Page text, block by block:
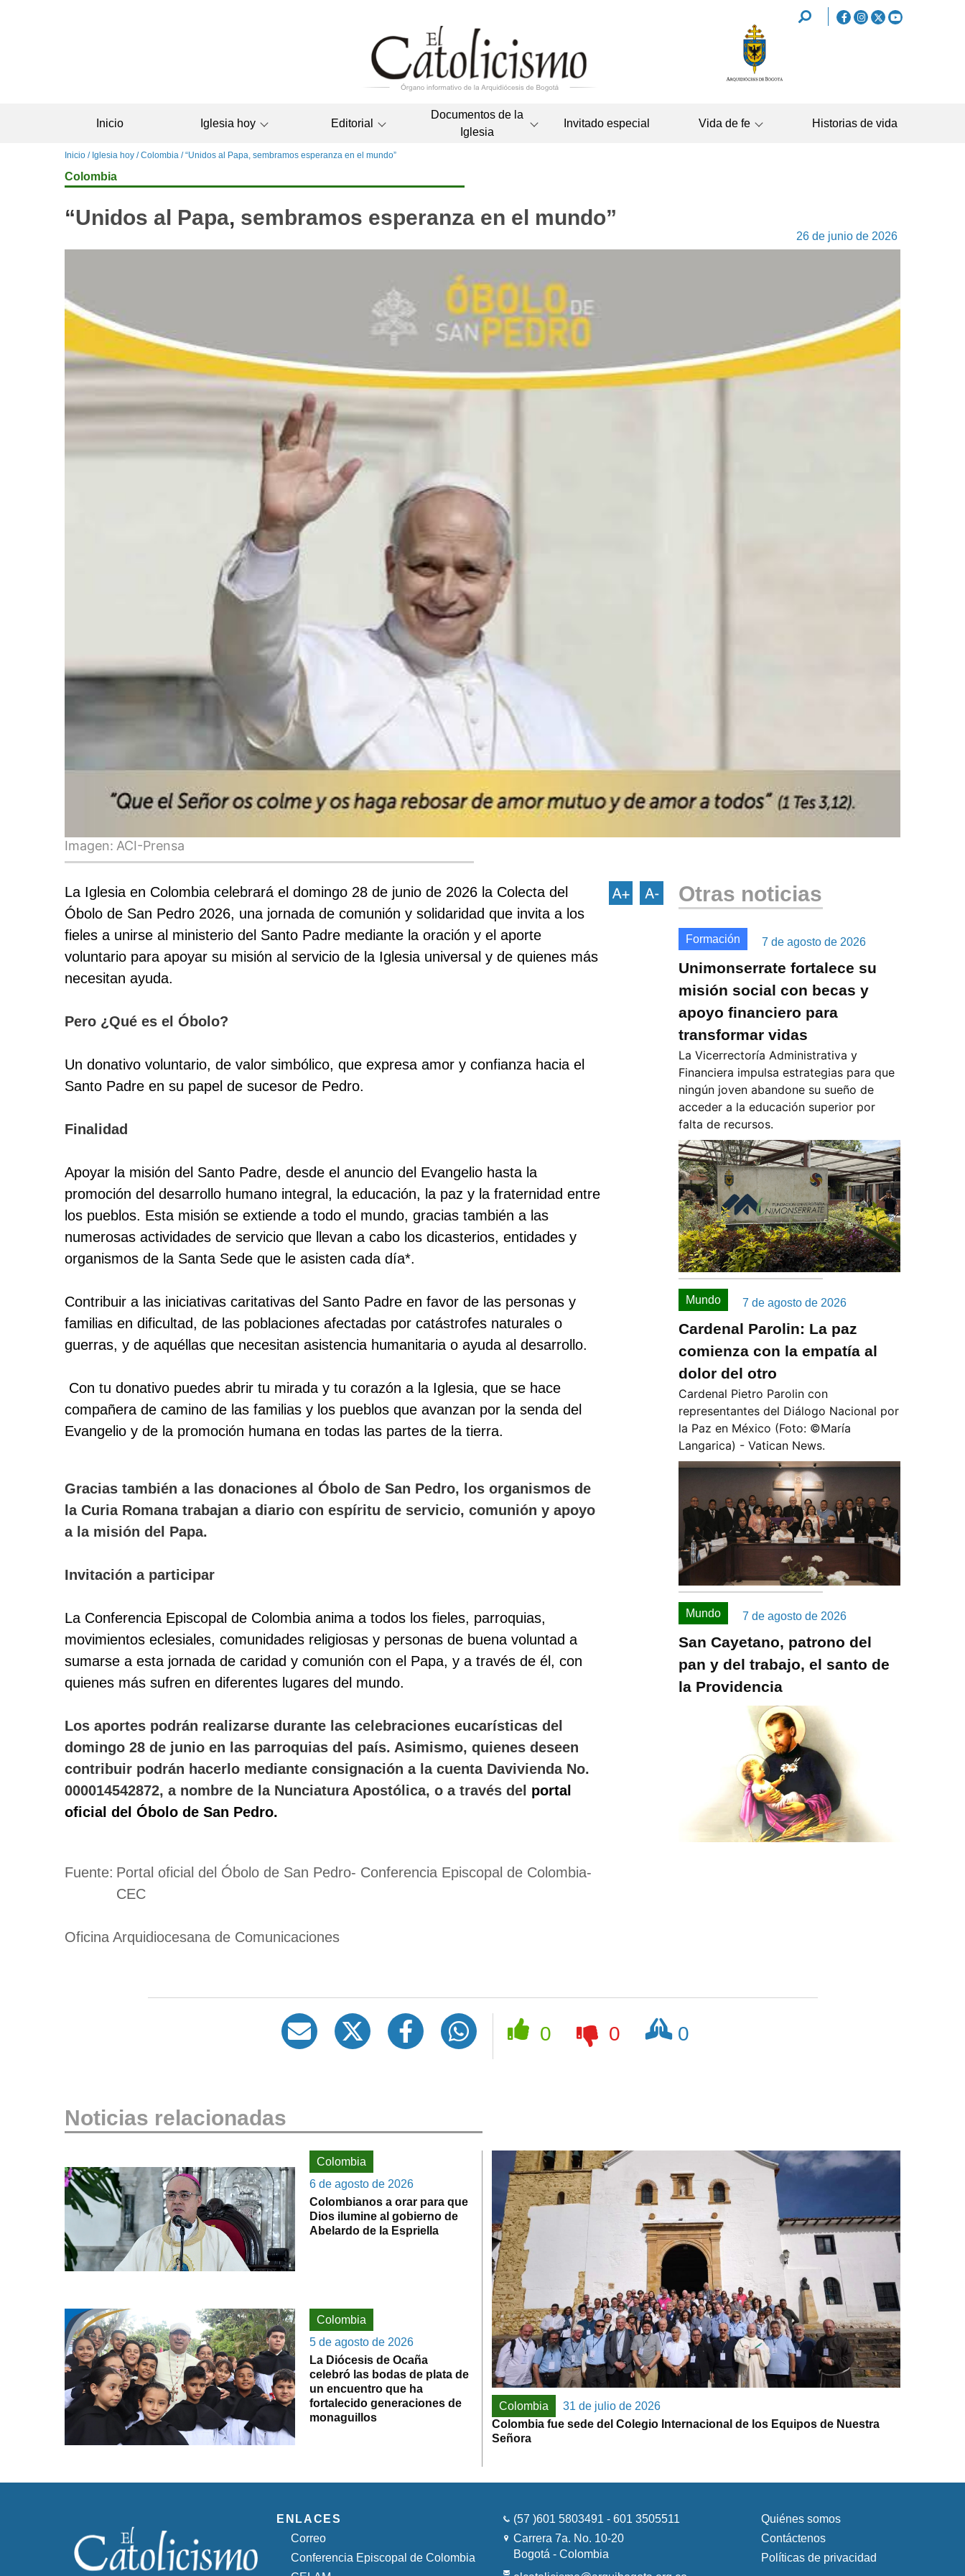
REDES
SOCIALES
Inicio Iglesia hoy Editorial
Documentos de la
Iglesia
Invitado especial Vida de fe Historias de vida
Sobrescribir
enlaces
de
a
Inicio Iglesia hoy Colombia “Unidos al Papa, sembramos esperanza en el mundo”
Colombia
“Unidos al Papa, sembramos esperanza en el mundo”
26 de junio de 2026
Imagen: ACI-Prensa
La Iglesia en Colombia celebrará el domingo 28 de junio de 2026 la Colecta del
Óbolo de San Pedro 2026, una jornada de comunión y solidaridad que invita a los
fieles a unirse al ministerio del Santo Padre mediante la oración y el aporte
voluntario para apoyar su misión al servicio de la Iglesia universal y de quienes más
necesitan ayuda.
Pero ¿Qué es el Óbolo?
Un donativo voluntario, de valor simbólico, que expresa amor y confianza hacia el
Santo Padre en su papel de sucesor de Pedro.
Finalidad
Apoyar la misión del Santo Padre, desde el anuncio del Evangelio hasta la
promoción del desarrollo humano integral, la educación, la paz y la fraternidad entre
los pueblos. Esta misión se extiende a todo el mundo, gracias también a las
numerosas actividades de servicio que llevan a cabo los dicasterios, entidades y
organismos de la Santa Sede que le asisten cada día*.
Contribuir a las iniciativas caritativas del Santo Padre en favor de las personas y
familias en dificultad, de las poblaciones afectadas por catástrofes naturales o
guerras, y de aquéllas que necesitan asistencia humanitaria o ayuda al desarrollo.
Con tu donativo puedes abrir tu mirada y tu corazón a la Iglesia, que se hace
compañera de camino de las familias y los pueblos que avanzan por la senda del
Evangelio y de la promoción humana en todas las partes de la tierra.
Gracias también a las donaciones al Óbolo de San Pedro, los organismos de
la Curia Romana trabajan a diario con espíritu de servicio, comunión y apoyo
a la misión del Papa.
Invitación a participar
La Conferencia Episcopal de Colombia anima a todos los fieles, parroquias,
movimientos eclesiales, comunidades religiosas y personas de buena voluntad a
sumarse a esta jornada de caridad y comunión con el Papa, y a través de él, con
quienes más sufren en diferentes lugares del mundo.
Los aportes podrán realizarse durante las celebraciones eucarísticas del
domingo 28 de junio en las parroquias del país. Asimismo, quienes deseen
contribuir podrán hacerlo mediante consignación a la cuenta Davivienda No.
000014542872, a nombre de la Nunciatura Apostólica, o a través del portal
oficial del Óbolo de San Pedro.
Fuente: Portal oficial del Óbolo de San Pedro- Conferencia Episcopal de Colombia-
CEC
Oficina Arquidiocesana de Comunicaciones
0 0
Rezar
0
Otras noticias
Formación 7 de agosto de 2026
Unimonserrate fortalece su
misión social con becas y
apoyo financiero para
transformar vidas
La Vicerrectoría Administrativa y
Financiera impulsa estrategias para que
ningún joven abandone su sueño de
acceder a la educación superior por
falta de recursos.
Mundo 7 de agosto de 2026
Cardenal Parolin: La paz
comienza con la empatía al
dolor del otro
Cardenal Pietro Parolin con
representantes del Diálogo Nacional por
la Paz en México (Foto: ©️María
Langarica) - Vatican News.
Mundo 7 de agosto de 2026
San Cayetano, patrono del
pan y del trabajo, el santo de
la Providencia
Noticias relacionadas
Colombia
6 de agosto de 2026
Colombianos a orar para que
Dios ilumine al gobierno de
Abelardo de la Espriella
Colombia
5 de agosto de 2026
La Diócesis de Ocaña
celebró las bodas de plata de
un encuentro que ha
fortalecido generaciones de
monaguillos
Colombia
31 de julio de 2026
Colombia fue sede del Colegio Internacional de los Equipos de Nuestra
Señora
ENLACES
Correo
Conferencia Episcopal de Colombia
(57 )601 5803491 - 601 3505511
Carrera 7a. No. 10-20
Bogotá - Colombia
PIE
DE
PÁGINA
Quiénes somos
Contáctenos
Políticas de privacidad